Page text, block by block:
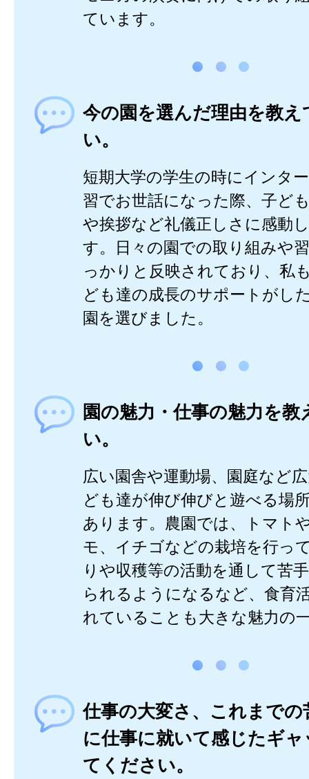
ています。
今の園を選んだ理由を教え
い。
短期大学の学生の時にインタ
習でお世話になった際、子ど
や挨拶など礼儀正しさに感動
す。日々の園での取り組みや
っかりと反映されており、私
ども達の成長のサポートがし
園を選びました。
園の魅力・仕事の魅力を教
い。
広い園舎や運動場、園庭など
ども達が伸び伸びと遊べる場
あります。農園では、トマト
モ、イチゴなどの栽培を行っ
りや収穫等の活動を通して苦
られるようになるなど、食育
れていることも大きな魅力の
仕事の大変さ、これまでの
に仕事に就いて感じたギ
てください。